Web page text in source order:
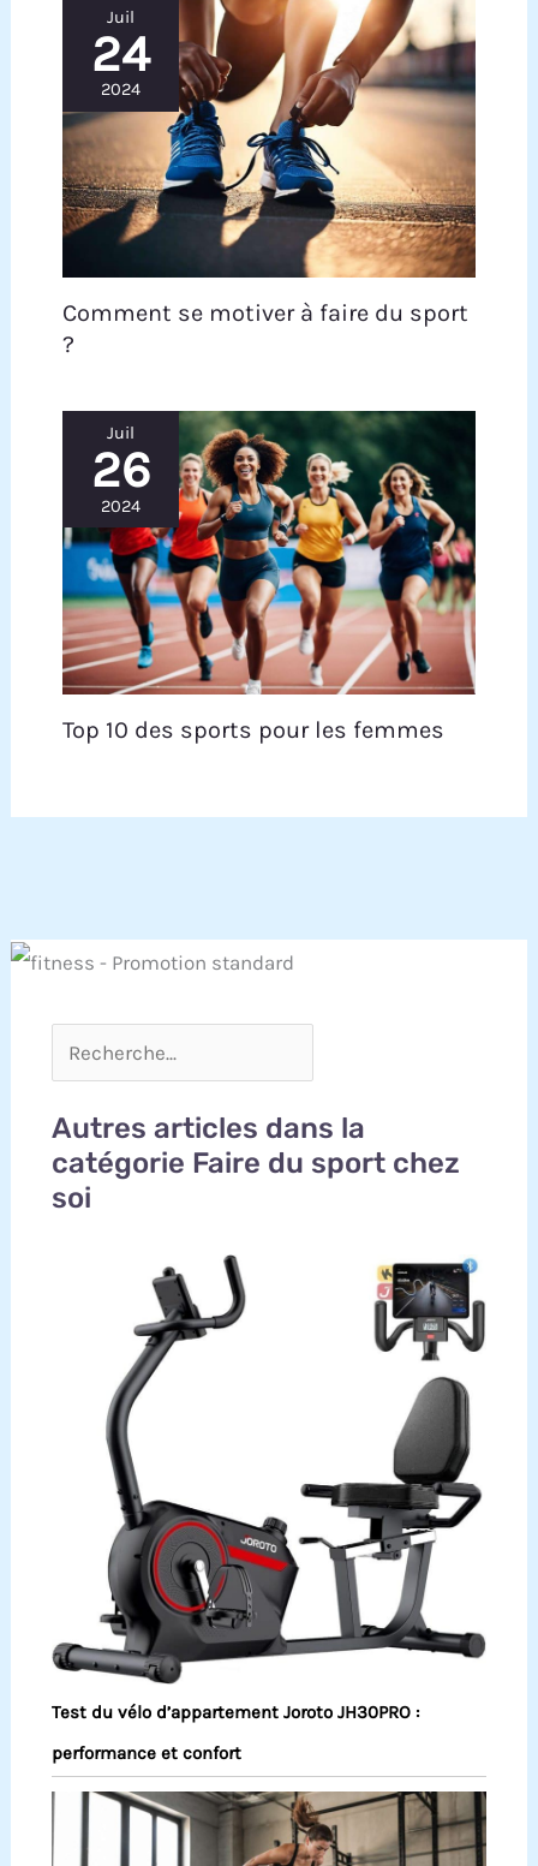
Juil
24
2024
Comment se motiver à faire du sport
?
Juil
26
2024
Top 10 des sports pour les femmes
Autres articles dans la
catégorie Faire du sport chez
soi
Test du vélo d’appartement Joroto JH30PRO :
performance et confort